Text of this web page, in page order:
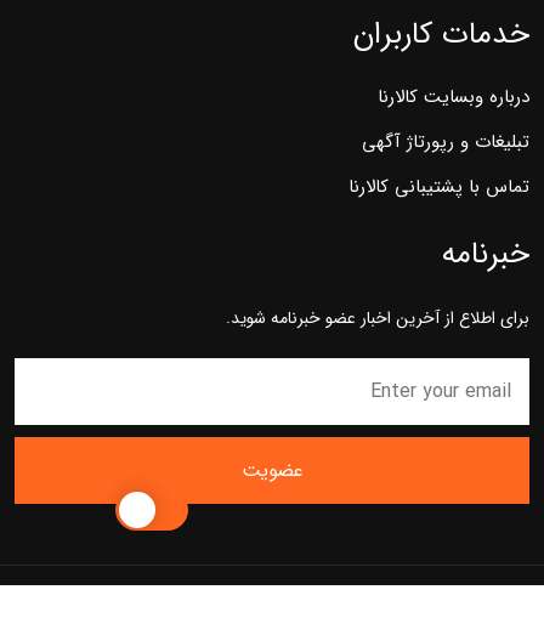
خدمات کاربران
درباره وبسایت کالارنا
تبلیغات و رپورتاژ آگهی
تماس با پشتیبانی کالارنا
خبرنامه
برای اطلاع از آخرین اخبار عضو خبرنامه شوید.
عضویت